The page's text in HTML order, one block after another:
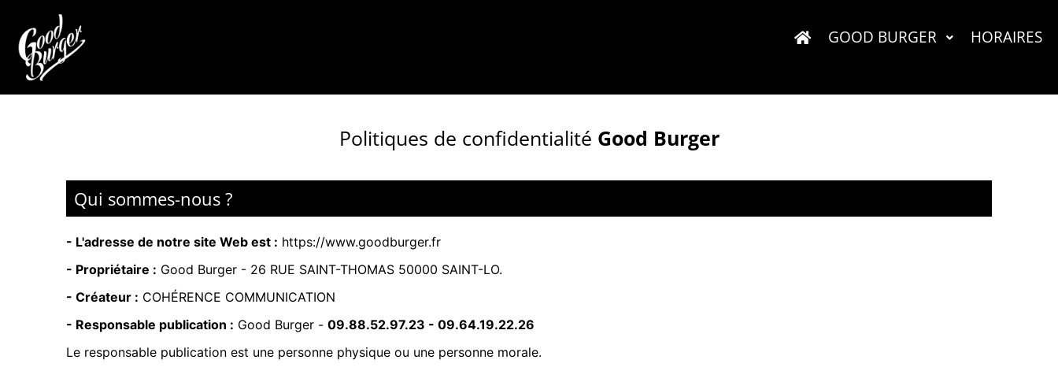
GOOD BURGER HORAIRES
Politiques de confidentialité Good Burger
Qui sommes-nous ?
- L'adresse de notre site Web est : https://www.goodburger.fr
- Propriétaire : Good Burger - 26 RUE SAINT-THOMAS 50000 SAINT-LO.
- Créateur : COHÉRENCE COMMUNICATION
- Responsable publication : Good Burger - 09.88.52.97.23 - 09.64.19.22.26
Le responsable publication est une personne physique ou une personne morale.